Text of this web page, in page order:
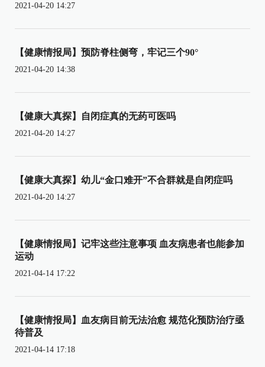
2021-04-20 14:27
【健康情报局】预防脊柱侧弯，牢记三个90°
2021-04-20 14:38
【健康大真探】自闭症真的无药可医吗
2021-04-20 14:27
【健康大真探】幼儿“金口难开”不合群就是自闭症吗
2021-04-20 14:27
【健康情报局】记牢这些注意事项 血友病患者也能参加
运动
2021-04-14 17:22
【健康情报局】血友病目前无法治愈 规范化预防治疗亟
待普及
2021-04-14 17:18